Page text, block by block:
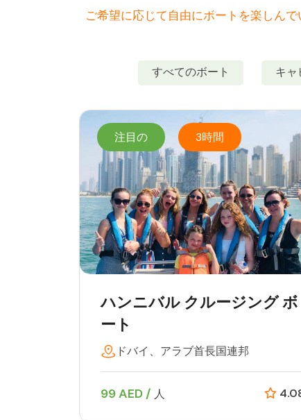
ご希望に応じて自由にボートを楽しん
すべてのボート キャ
注目の 3時間
ハンニバル クルージング ボ
ート
ドバイ、アラブ首長国連邦
99 AED / 人